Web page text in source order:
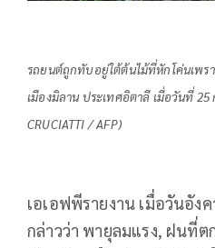
รถยนต์ถูกทับอยู่ใต้ต้นไม้ที่หักโค่นเพร
เมืองมิลาน ประเทศอิตาลี เมื่อวันที่
CRUCIATTI / AFP)
เอเอฟพีรายงาน เมื่อวันอัง
กล่าวว่า พายุลมแรง, ฝนที่